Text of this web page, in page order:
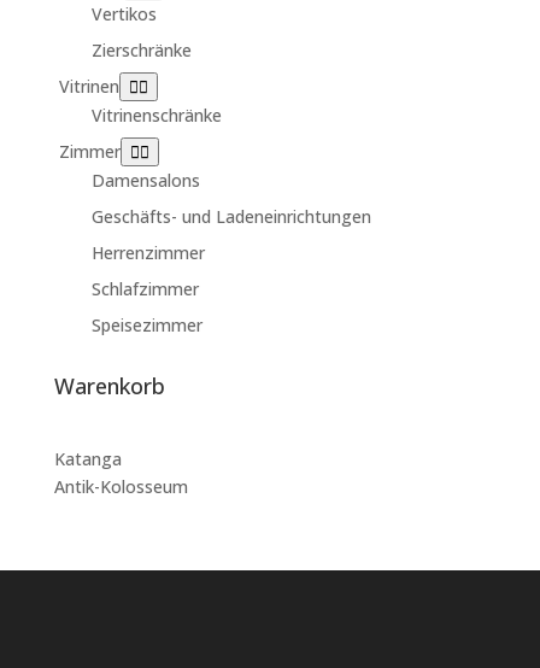
Vertikos
Zierschränke
Vitrinen
Vitrinenschränke
Zimmer
Damensalons
Geschäfts- und Ladeneinrichtungen
Herrenzimmer
Schlafzimmer
Speisezimmer
Warenkorb
Katanga
Antik-Kolosseum